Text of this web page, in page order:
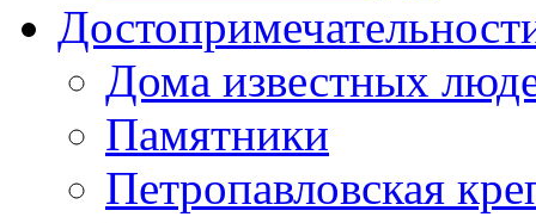
Дома известных
Памятники
Петропавловская